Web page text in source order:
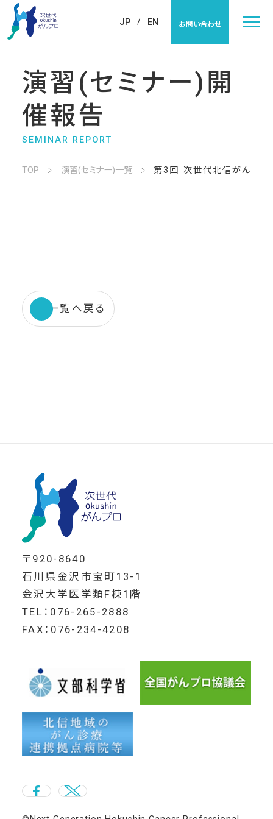
JP EN お問い合わせ
演習(セミナー)開
催報告
SEMINAR REPORT
TOP 演習(セミナー)一覧 第3回 次世代北信がんプロ
一覧へ戻る
〒920-8640
石川県金沢市宝町13-1
金沢大学医学類F棟1階
TEL：076-265-2888
FAX：076-234-4208